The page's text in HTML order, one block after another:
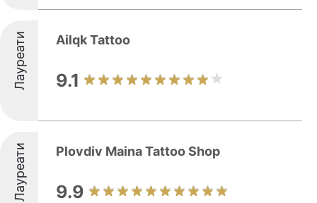
Лауреати Ailqk Tattoo
9.1
Лауреати Plovdiv Maina Tattoo Shop
9.9